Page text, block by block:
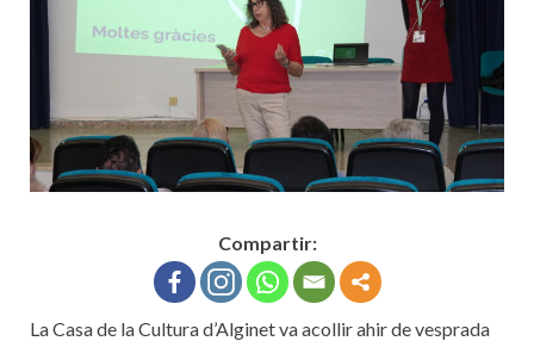
Compartir:
La Casa de la Cultura d’Alginet va acollir ahir de vesprada